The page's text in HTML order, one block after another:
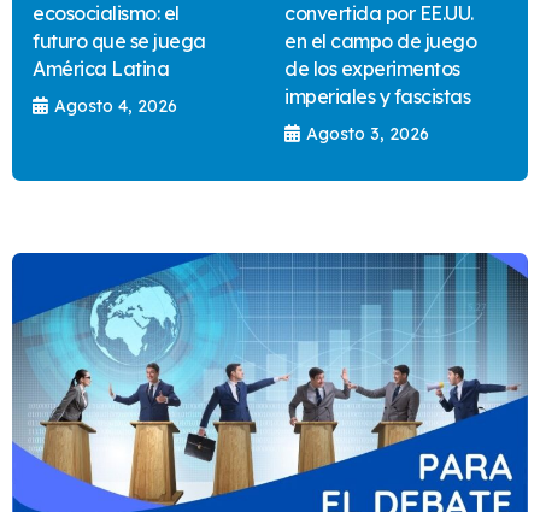
ecosocialismo: el
futuro que se juega
América Latina
Agosto 4, 2026
convertida por EE.UU.
en el campo de juego
de los experimentos
imperiales y fascistas
Agosto 3, 2026